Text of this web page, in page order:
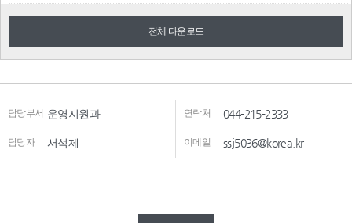
전체 다운로드
담당부서 운영지원과 연락처 044-215-2333
담당자 서석제 이메일 ssj5036@korea.kr